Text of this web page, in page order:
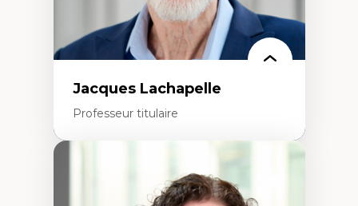
Enseignement et mentorat
Jacques Lachapelle
Professeur titulaire
Histoire de l'architecture et de la ville,
notamment au Canada